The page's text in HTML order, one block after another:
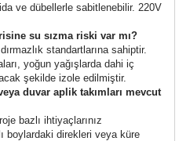
ve dübellerle sabitlenebilir. 220V
su sızma riski var mı?
standartlarına sahiptir.
yoğun yağışlarda dahi iç
şekilde izole edilmiştir.
duvar aplik takımları mevcut
bazlı ihtiyaçlarınız
boylardaki direkleri veya küre